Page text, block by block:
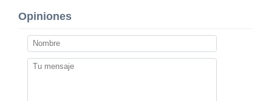
Opiniones